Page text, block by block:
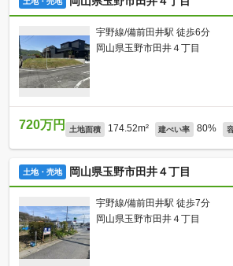
宇野線/備前田井駅 徒歩6分
岡山県玉野市田井４丁目
720万円 土地面積 174.52m² 建ぺい率 80%
土地・売地 岡山県玉野市田井４丁目
宇野線/備前田井駅 徒歩7分
岡山県玉野市田井４丁目